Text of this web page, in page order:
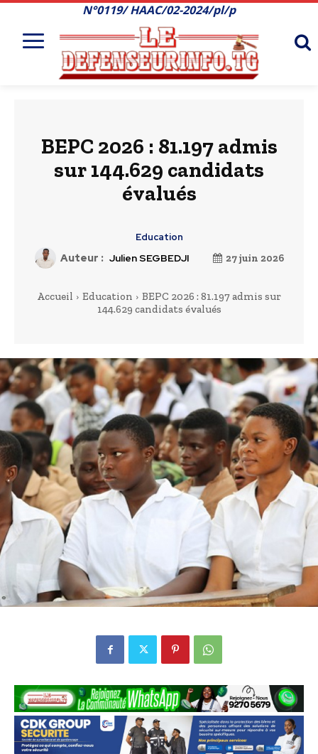
N°0119/ HAAC/02-2024/pl/p
BEPC 2026 : 81.197 admis
sur 144.629 candidats
évalués
Education
Auteur : Julien SEGBEDJI 27 juin 2026
Accueil Education
BEPC 2026 : 81.197 admis sur
144.629 candidats évalués